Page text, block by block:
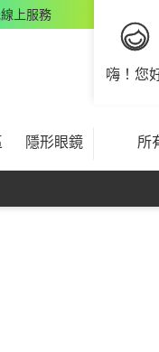
上服務
嗨！您
隱形眼鏡 所